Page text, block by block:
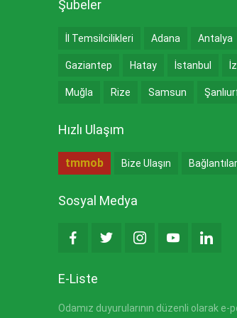
Şubeler
İl Temsilcilikleri Adana Antalya
Gaziantep Hatay İstanbul
Muğla Rize Samsun
Hızlı Ulaşım
tmmob Bize Ulaşın Bağlantılar
Sosyal Medya
E-Liste
Odamız duyurularının düzenli olarak